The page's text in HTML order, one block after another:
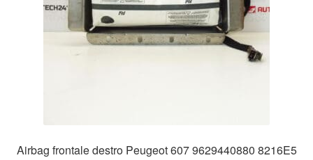
Airbag frontale destro Peugeot 607 9629440880 8216E5